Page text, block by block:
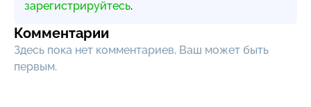
зарегистрируйтесь.
Комментарии
Здесь пока нет комментариев, Ваш может быть
первым.